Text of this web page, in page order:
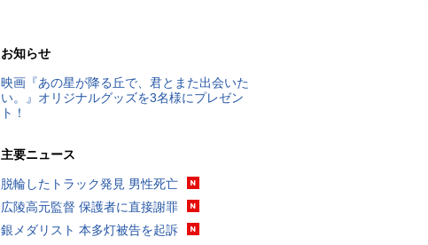
お知らせ
映画『あの星が降る丘で、君とまた出会いた
い。』オリジナルグッズを3名様にプレゼン
ト！
主要ニュース
脱輪したトラック発見 男性死亡
広陵高元監督 保護者に直接謝罪
銀メダリスト 本多灯被告を起訴